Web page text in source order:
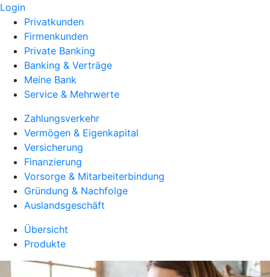
Login
Privatkunden
Firmenkunden
Private Banking
Banking & Verträge
Meine Bank
Service & Mehrwerte
Zahlungsverkehr
Vermögen & Eigenkapital
Versicherung
Finanzierung
Vorsorge & Mitarbeiterbindung
Gründung & Nachfolge
Auslandsgeschäft
Übersicht
Produkte